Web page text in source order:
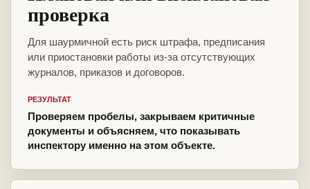
проверка
Для шаурмичной есть риск штрафа, предписания
или приостановки работы из-за отсутствующих
журналов, приказов и договоров.
РЕЗУЛЬТАТ
Проверяем пробелы, закрываем критичные
документы и объясняем, что показывать
инспектору именно на этом объекте.